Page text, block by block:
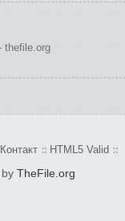
thefile.org
Контакт HTML5 Valid
TheFile.org